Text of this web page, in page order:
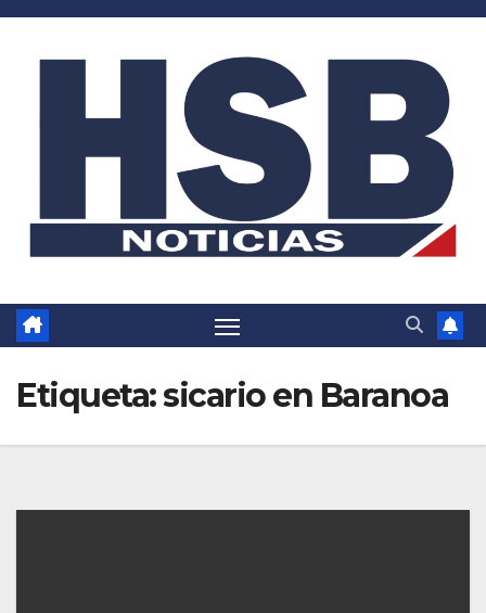
Saltar
Etiqueta:sicario en Baranoa